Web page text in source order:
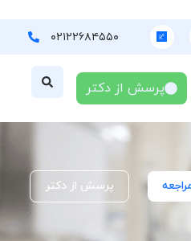
۰۲۱۲۲۶۸۴۵۵۰
پرسش از دکتر
پرسش از دکتر